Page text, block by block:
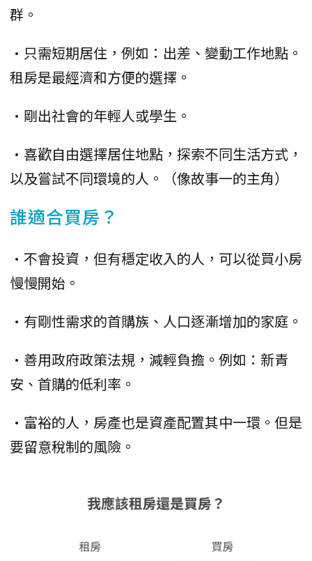
群。
•只需短期居住，例如：出差、變動工作地點。
租房是最經濟和方便的選擇。
•剛出社會的年輕人或學生。
•喜歡自由選擇居住地點，探索不同生活方式，
以及嘗試不同環境的人。（像故事一的主角）
誰適合買房？
•不會投資，但有穩定收入的人，可以從買小房
慢慢開始。
•有剛性需求的首購族、人口逐漸增加的家庭。
•善用政府政策法規，減輕負擔。例如：新青
安、首購的低利率。
•富裕的人，房產也是資產配置其中一環。但是
要留意稅制的風險。